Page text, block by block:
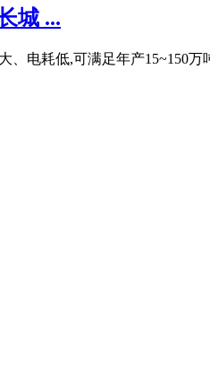
城 ...
电耗低,可满足年产15~150万